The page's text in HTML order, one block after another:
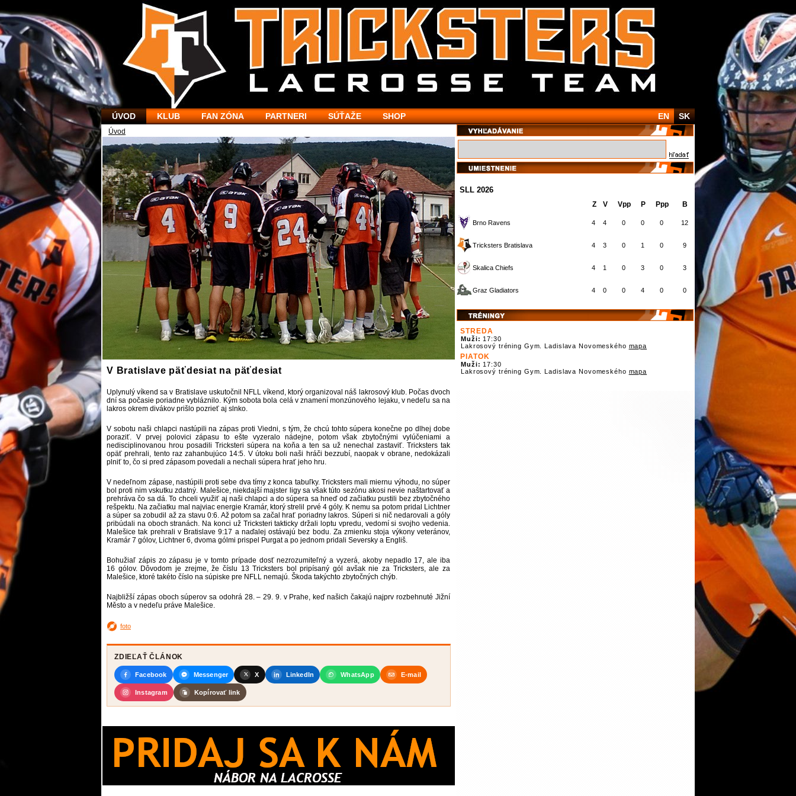
Úvod
V Bratislave päťdesiat na päťdesiat
Uplynulý víkend sa v Bratislave uskutočnil NFLL víkend, ktorý organizoval náš lakrosový klub. Počas dvoch
dní sa počasie poriadne vybláznilo. Kým sobota bola celá v znamení monzúnového lejaku, v nedeľu sa na
lakros okrem divákov prišlo pozrieť aj slnko.
V sobotu naši chlapci nastúpili na zápas proti Viedni, s tým, že chcú tohto súpera konečne po dlhej dobe
poraziť. V prvej polovici zápasu to ešte vyzeralo nádejne, potom však zbytočnými vylúčeniami a
nedisciplinovanou hrou posadili Tricksteri súpera na koňa a ten sa už nenechal zastaviť. Tricksters tak
opäť prehrali, tento raz zahanbujúco 14:5. V útoku boli naši hráči bezzubí, naopak v obrane, nedokázali
plniť to, čo si pred zápasom povedali a nechali súpera hrať jeho hru.
V nedeľnom zápase, nastúpili proti sebe dva tímy z konca tabuľky. Tricksters mali miernu výhodu, no súper
bol proti nim vskutku zdatný. Malešice, niekdajší majster ligy sa však túto sezónu akosi nevie naštartovať a
prehráva čo sa dá. To chceli využiť aj naši chlapci a do súpera sa hneď od začiatku pustili bez zbytočného
rešpektu. Na začiatku mal najviac energie Kramár, ktorý strelil prvé 4 góly. K nemu sa potom pridal Lichtner
a súper sa zobudil až za stavu 0:6. Až potom sa začal hrať poriadny lakros. Súperi si nič nedarovali a góly
pribúdali na oboch stranách. Na konci už Tricksteri takticky držali loptu vpredu, vedomí si svojho vedenia.
Malešice tak prehrali v Bratislave 9:17 a naďalej ostávajú bez bodu. Za zmienku stoja výkony veteránov,
Kramár 7 gólov, Lichtner 6, dvoma gólmi prispel Purgat a po jednom pridali Seversky a Engliš.
Bohužiaľ zápis zo zápasu je v tomto prípade dosť nezrozumiteľný a vyzerá, akoby nepadlo 17, ale iba
16 gólov. Dôvodom je zrejme, že číslu 13 Tricksters bol pripísaný gól avšak nie za Tricksters, ale za
Malešice, ktoré takéto číslo na súpiske pre NFLL nemajú. Škoda takýchto zbytočných chýb.
Najbližší zápas oboch súperov sa odohrá 28. – 29. 9. v Prahe, keď našich čakajú najprv rozbehnuté Jižní
Město a v nedeľu práve Malešice.
foto
ZDIEĽAŤ ČLÁNOK
Facebook Messenger X LinkedIn WhatsApp E-mail
Instagram Kopírovať link
SLL 2026
Z V Vpp P Ppp B
Brno Ravens 4 4 0 0 0 12
Tricksters Bratislava 4 3 0 1 0 9
Skalica Chiefs 4 1 0 3 0 3
Graz Gladiators 4 0 0 4 0 0
STREDA
Muži: 17:30
Lakrosový tréning Gym. Ladislava Novomeského mapa
PIATOK
Muži: 17:30
Lakrosový tréning Gym. Ladislava Novomeského mapa
SK
EN
ÚVOD KLUB FAN ZÓNA PARTNERI SÚŤAŽE SHOP